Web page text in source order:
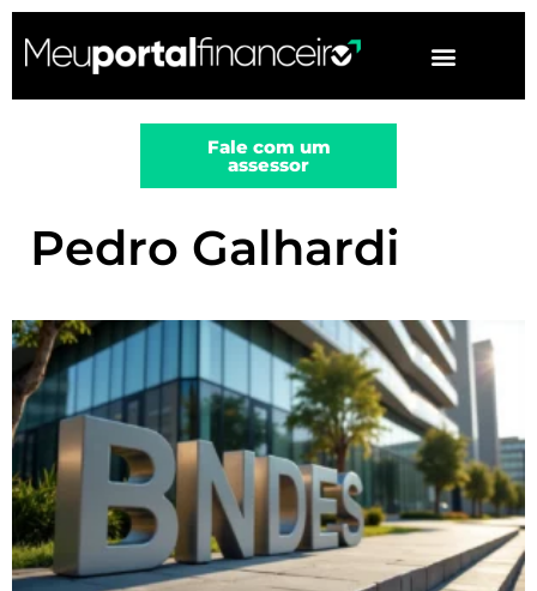
Fale com um
assessor
Pedro Galhardi